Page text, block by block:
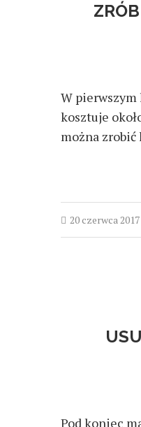
W
kosztuje
można
20 czerwca 2017
Pod koniec